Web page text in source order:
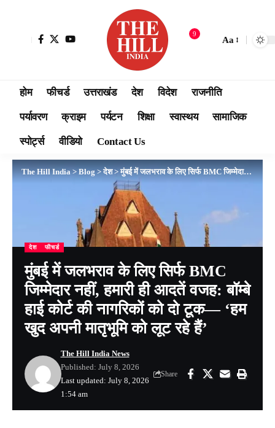
9
Aa
होम फीचर्ड उत्तराखंड देश विदेश राजनीति
पर्यावरण क्राइम पर्यटन शिक्षा स्वास्थय सामाजिक
स्पोर्ट्स वीडियो Contact Us
The Hill India>Blog>देश>मुंबई में जलभराव के लिए सिर्फ BMC जिम्मेदार नहीं, हमारी ही आदतें वजह: बॉम्बे हाई कोर्ट की नागरिकों को दो टूक— ‘हम खुद अपनी मातृभूमि को लूट रहे हैं’
देश फीचर्ड
मुंबई में जलभराव के लिए सिर्फ BMC
जिम्मेदार नहीं, हमारी ही आदतें वजह: बॉम्बे
हाई कोर्ट की नागरिकों को दो टूक— ‘हम
खुद अपनी मातृभूमि को लूट रहे हैं’
Last updated: July 8, 2026
1:54 am
The Hill India News
Published: July 8, 2026
Share